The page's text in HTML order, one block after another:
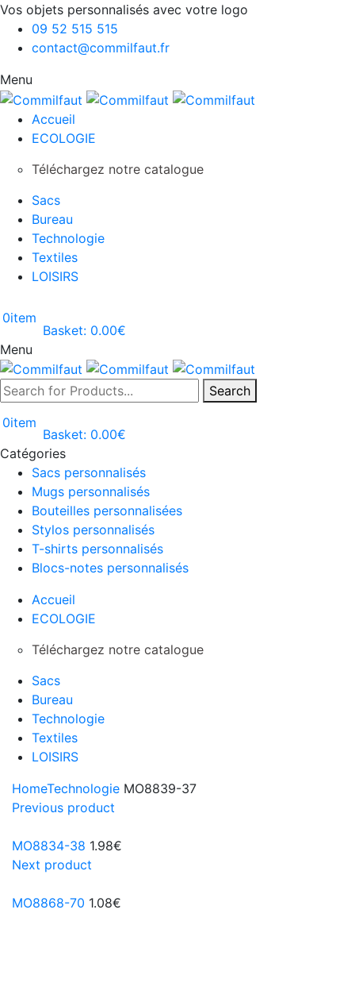
Vos objets personnalisés avec votre logo
09 52 515 515
contact@commilfaut.fr
Menu
Accueil
ECOLOGIE
Téléchargez notre catalogue
Sacs
Bureau
Technologie
Textiles
LOISIRS
0item
Basket: 0.00€
Menu
Search
0item
Basket: 0.00€
Catégories
Sacs personnalisés
Mugs personnalisés
Bouteilles personnalisées
Stylos personnalisés
T-shirts personnalisés
Blocs-notes personnalisés
Accueil
ECOLOGIE
Téléchargez notre catalogue
Sacs
Bureau
Technologie
Textiles
LOISIRS
HomeTechnologie MO8839-37
Previous product
MO8834-38 1.98€
Next product
MO8868-70 1.08€